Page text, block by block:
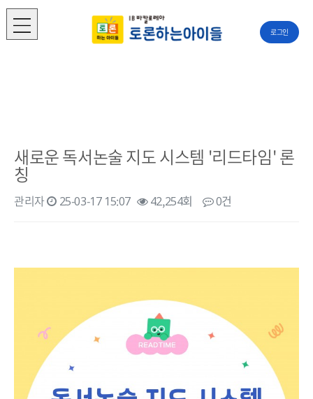
로그인
새로운 독서논술 지도 시스템 '리드타임' 론
칭
관리자 25-03-17 15:07 42,254회 0건